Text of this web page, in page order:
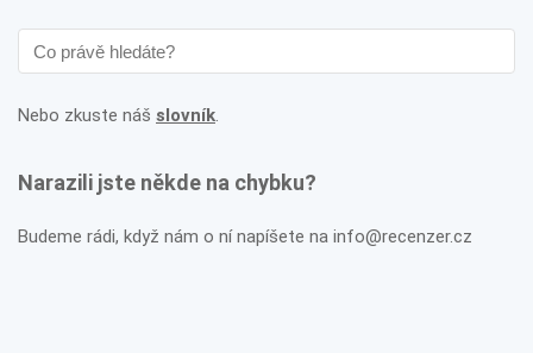
Nebo zkuste náš slovník.
Narazili jste někde na chybku?
Budeme rádi, když nám o ní napíšete na info@recenzer.cz